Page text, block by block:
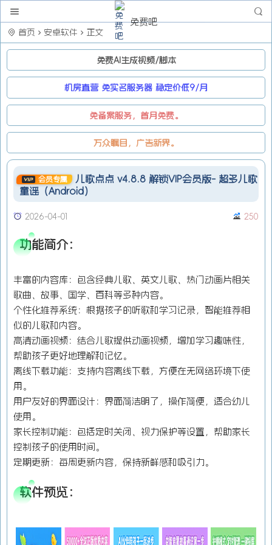
免费吧
首页 安卓软件 正文
免费AI生成视频/脚本
机房直营 免实名服务器 稳定价低9/月
免备案服务，首月免费。
万众瞩目，广告新界。
会员专属
儿歌点点 v4.8.8 解锁VIP会员版- 超多儿歌
童谣（Android）
2026-04-01 250
功能简介：
丰富的内容库：包含经典儿歌、英文儿歌、热门动画片相关
歌曲、故事、国学、百科等多种内容。
个性化推荐系统：根据孩子的听歌和学习记录，智能推荐相
似的儿歌和内容。
高清动画视频：结合儿歌提供动画视频，增加学习趣味性，
帮助孩子更好地理解和记忆。
离线下载功能：支持内容离线下载，方便在无网络环境下使
用。
用户友好的界面设计：界面简洁明了，操作简便，适合幼儿
使用。
家长控制功能：包括定时关闭、视力保护等设置，帮助家长
控制孩子的使用时间。
定期更新：每周更新内容，保持新鲜感和吸引力。
软件预览：